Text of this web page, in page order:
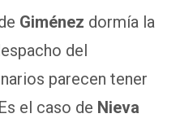
Giménez dormía la
del
parecen tener
el caso de Nieva